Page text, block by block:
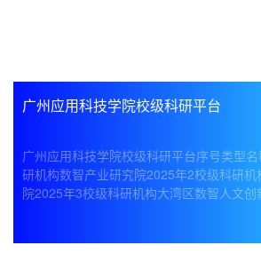
广州应用科技学院校级科研平台
广州应用科技学院校级科研平台序号类型
研机构数智产业研究院2025年2校级科研
院2025年3校级科研机构大湾区数智人文
4校级科研机构数智经济创新与治理研究
体育康养研究中心2025年6校级科研机构
研究中心2025年7校级科研机构粤港澳文